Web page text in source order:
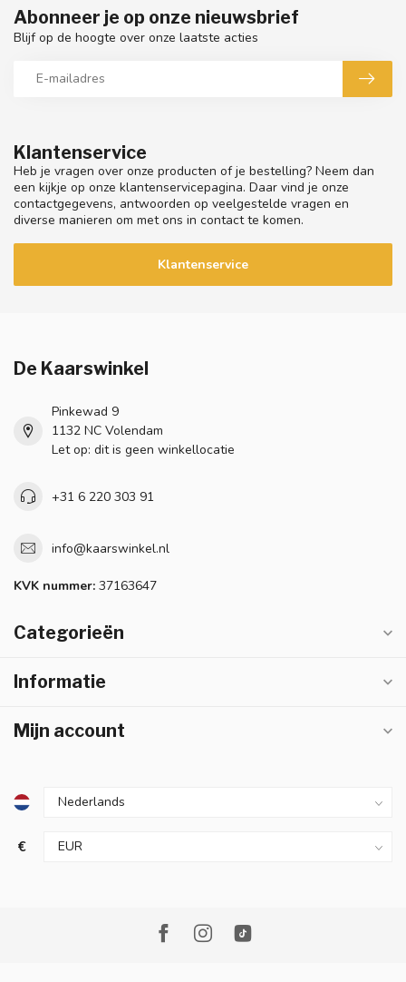
Klantenservice
Heb je vragen over onze producten of je bestelling? Neem dan
een kijkje op onze klantenservicepagina. Daar vind je onze
contactgegevens, antwoorden op veelgestelde vragen en
diverse manieren om met ons in contact te komen.
Klantenservice
Abonneer je op onze nieuwsbrief
Blijf op de hoogte over onze laatste acties
De Kaarswinkel
Pinkewad 9
1132 NC Volendam
Let op: dit is geen winkellocatie
+31 6 220 303 91
info@kaarswinkel.nl
KVK nummer: 37163647
Categorieën
Informatie
Mijn account
€